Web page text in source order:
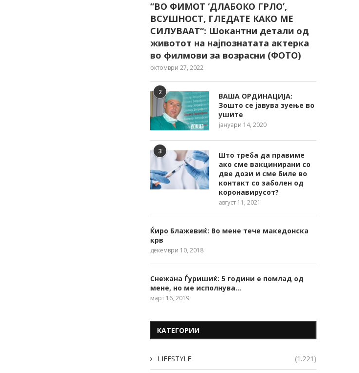
“ВО ФИМОТ ‘ДЛАБОКО ГРЛО’,
ВСУШНОСТ, ГЛЕДАТЕ КАКО МЕ
СИЛУВААТ“: Шокантни детали од
животот на најпознатата актерка
во филмови за возрасни (ФОТО)
октомври 27, 2022
2
ВАША ОРДИНАЦИЈА:
Зошто се јавува зуење во
ушите
јануари 14, 2020
3
Што треба да правиме
ако сме вакцинирани со
две дози и сме биле во
контакт со заболен од
коронавирусот?
август 11, 2021
Ќиро Блажевиќ: Во мене тече македонска
крв
декември 10, 2018
Снежана Ѓуришиќ: 5 години е помлад од
мене, но ме исполнува…
март 16, 2019
КАТЕГОРИИ
LIFESTYLE (1.221)